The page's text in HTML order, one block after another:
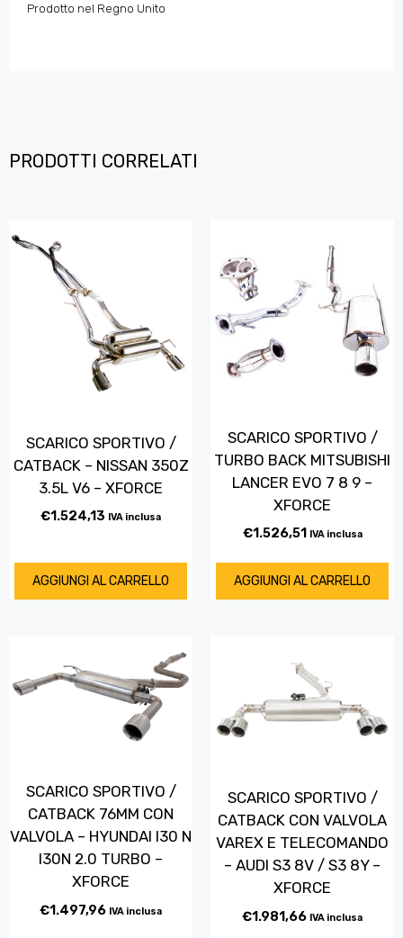
Prodotto nel Regno Unito
PRODOTTI CORRELATI
SCARICO SPORTIVO /
CATBACK – NISSAN 350Z
3.5L V6 – XFORCE
€1.524,13 IVA inclusa
AGGIUNGI AL CARRELLO
SCARICO SPORTIVO /
TURBO BACK MITSUBISHI
LANCER EVO 7 8 9 –
XFORCE
€1.526,51 IVA inclusa
AGGIUNGI AL CARRELLO
SCARICO SPORTIVO /
CATBACK 76MM CON
VALVOLA – HYUNDAI I30 N
I30N 2.0 TURBO –
XFORCE
€1.497,96 IVA inclusa
SCARICO SPORTIVO /
CATBACK CON VALVOLA
VAREX E TELECOMANDO
– AUDI S3 8V / S3 8Y –
XFORCE
€1.981,66 IVA inclusa